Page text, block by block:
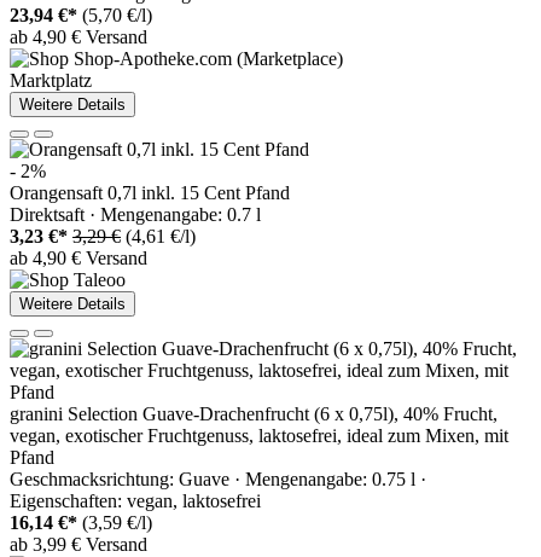
23,94 €* (5,70 €/l)
ab 4,90 € Versand
Marktplatz
Weitere Details
- 2%
Orangensaft 0,7l inkl. 15 Cent Pfand
Direktsaft · Mengenangabe: 0.7 l
3,23 €* 3,29 € (4,61 €/l)
ab 4,90 € Versand
Weitere Details
granini Selection Guave-Drachenfrucht (6 x 0,75l), 40% Frucht,
vegan, exotischer Fruchtgenuss, laktosefrei, ideal zum Mixen, mit
Pfand
Geschmacksrichtung: Guave · Mengenangabe: 0.75 l ·
Eigenschaften: vegan, laktosefrei
16,14 €* (3,59 €/l)
ab 3,99 € Versand